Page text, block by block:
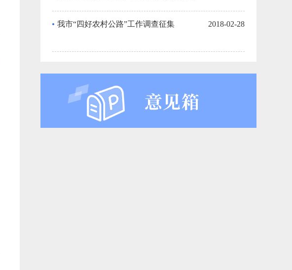
我市“四好农村公路”工作调查征集 2018-02-28